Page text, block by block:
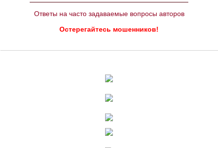
Ответы на часто задаваемые вопросы авторов
Остерегайтесь мошенников!